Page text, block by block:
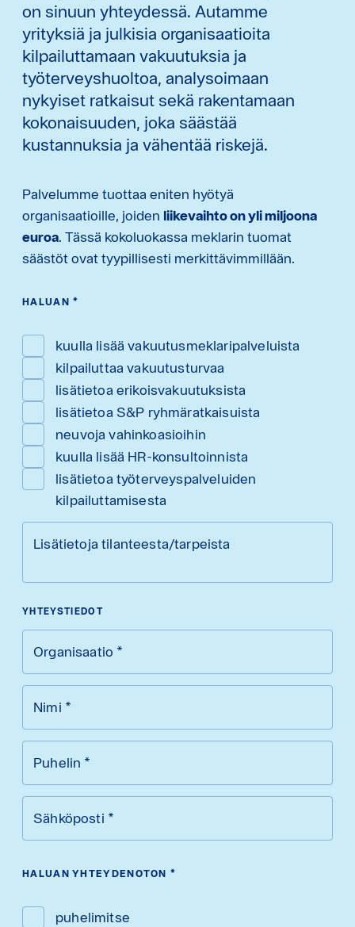
on sinuun yhteydessä. Autamme
yrityksiä ja julkisia organisaatioita
kilpailuttamaan vakuutuksia ja
työterveyshuoltoa, analysoimaan
nykyiset ratkaisut sekä rakentamaan
kokonaisuuden, joka säästää
kustannuksia ja vähentää riskejä.
Palvelumme tuottaa eniten hyötyä
organisaatioille, joiden liikevaihto on yli miljoona
euroa. Tässä kokoluokassa meklarin tuomat
säästöt ovat tyypillisesti merkittävimmillään.
HALUAN *
kuulla lisää vakuutusmeklaripalveluista
kilpailuttaa vakuutusturvaa
lisätietoa erikoisvakuutuksista
lisätietoa S&P ryhmäratkaisuista
neuvoja vahinkoasioihin
kuulla lisää HR-konsultoinnista
lisätietoa työterveyspalveluiden
kilpailuttamisesta
Lisätietoja tilanteesta/tarpeista
YHTEYSTIEDOT
Organisaatio *
Nimi *
Puhelin *
Sähköposti *
HALUAN YHTEYDENOTON *
puhelimitse